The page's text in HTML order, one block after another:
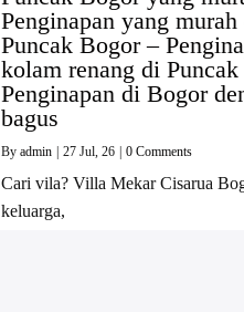
Penginapan yang
Puncak Bogor –
kolam renang di
Penginapan di Bogor
bagus
By admin 27 Jul, 26 0 Comments
Cari vila? Villa Mekar Cisarua
keluarga,